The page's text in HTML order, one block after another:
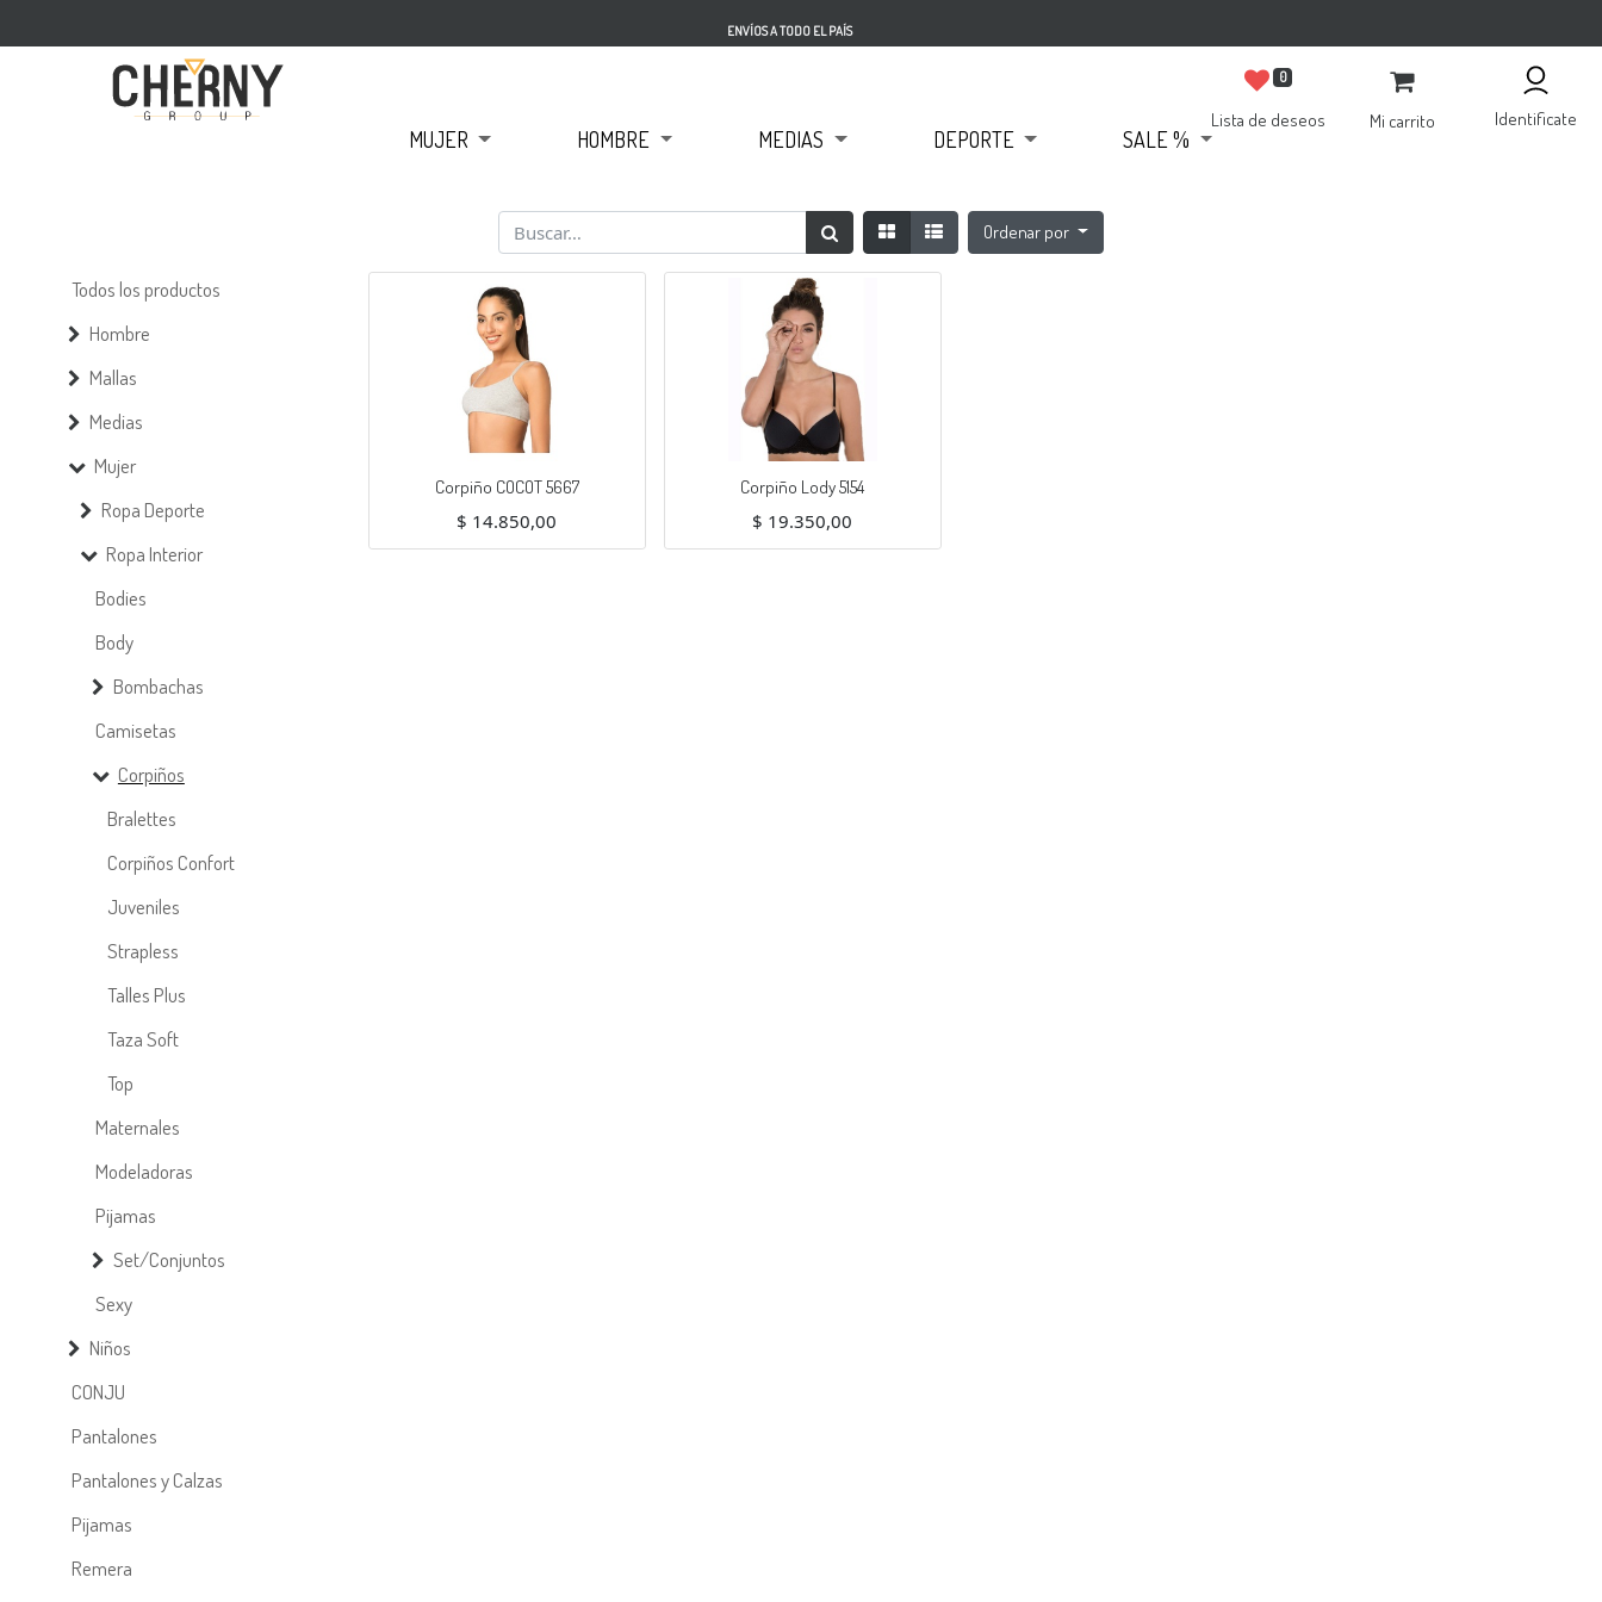
ENVÍOS A TODO EL PAÍS
0
Lista de deseos Mi carrito Identificate
MUJER HOMBRE MEDIAS DEPORTE SALE %
Ordenar por
Todos los productos
Hombre
Mallas
Medias
Mujer
Ropa Deporte
Ropa Interior
Bodies
Body
Bombachas
Camisetas
Corpiños
Bralettes
Corpiños Confort
Juveniles
Strapless
Talles Plus
Taza Soft
Top
Maternales
Modeladoras
Pijamas
Set/Conjuntos
Sexy
Niños
CONJU
Pantalones
Pantalones y Calzas
Pijamas
Remera
Corpiño COCOT 5667
$ 14.850,00
Corpiño Lody 5154
$ 19.350,00